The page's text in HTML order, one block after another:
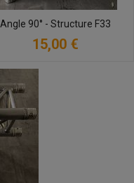
Angle 90° - Structure F33
15,00 €